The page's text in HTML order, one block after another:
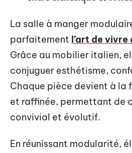
La salle à manger
parfaitement l’art de
Grâce au mobilier italien,
conjuguer esthétisme,
Chaque pièce devient à la
et raffinée, permettant de
convivial et évolutif.
En réunissant modularité,